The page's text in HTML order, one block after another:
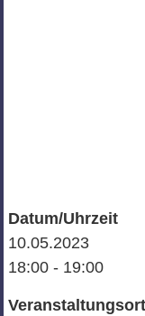
Datum/Uhrzeit
10.05.2023
18:00 - 19:00
Veranstaltungsort